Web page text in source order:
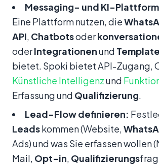
Messaging- und KI-
Eine Plattform nutzen, die
API, Chatbotsoder
oderIntegrationenund Template
bietet. Spoki bietet API-Zugang,
Künstliche Intelligenzund
Erfassung und Qualifizierung.
Lead-Flow definieren:
Leadskommen (Website,
Ads) und was Sie erfassen wollen
Mail, Opt-in, Qualifizierungs